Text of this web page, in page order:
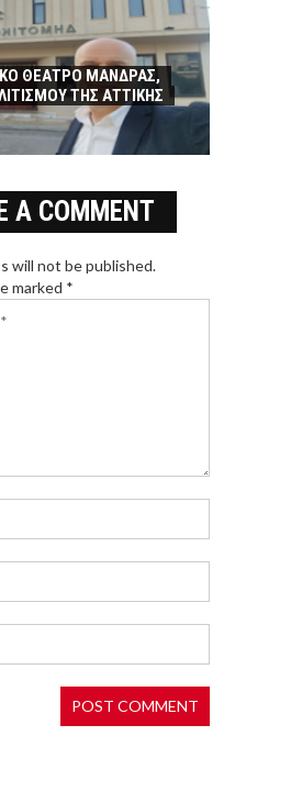
ΘΕΑΤΡΟ ΜΑΝΔΡΑΣ,
ΤΗΣ ΑΤΤΙΚΗΣ
A COMMENT
will not be published.
marked *